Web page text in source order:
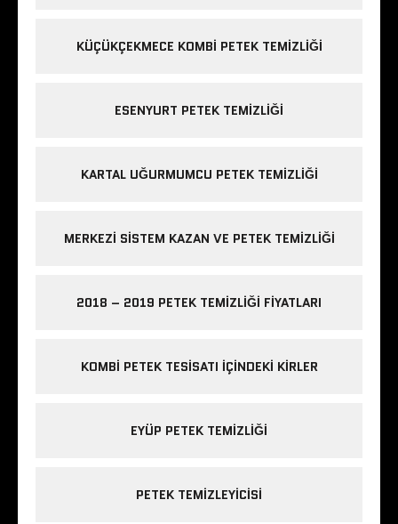
KÜÇÜKÇEKMECE KOMBI PETEK TEMIZLIĞI
ESENYURT PETEK TEMIZLIĞI
KARTAL UĞURMUMCU PETEK TEMIZLIĞI
MERKEZI SISTEM KAZAN VE PETEK TEMIZLIĞI
2018 – 2019 PETEK TEMIZLIĞI FIYATLARI
KOMBI PETEK TESISATI IÇINDEKI KIRLER
EYÜP PETEK TEMIZLIĞI
PETEK TEMIZLEYICISI